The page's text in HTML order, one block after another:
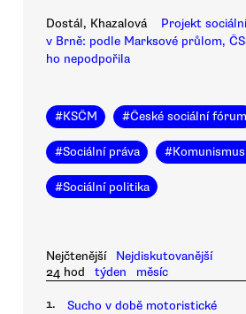
Dostál, Khazalová
Projekt
v Brně: podle Marksové průlom,
ho nepodpořila
#KSČM #České sociální fórum
#Sociální práva #
#Sociální politika
Nejčtenější
Nejdiskutovanější
24 hod
týden měsíc
1. Sucho v době motoristické